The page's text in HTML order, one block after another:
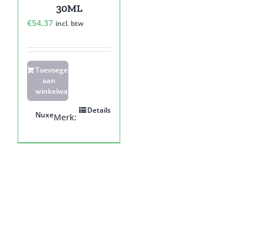
30ML
€54,37 incl. btw
Toevoegen
aan
winkelwagen
Details
Merk:
Nuxe